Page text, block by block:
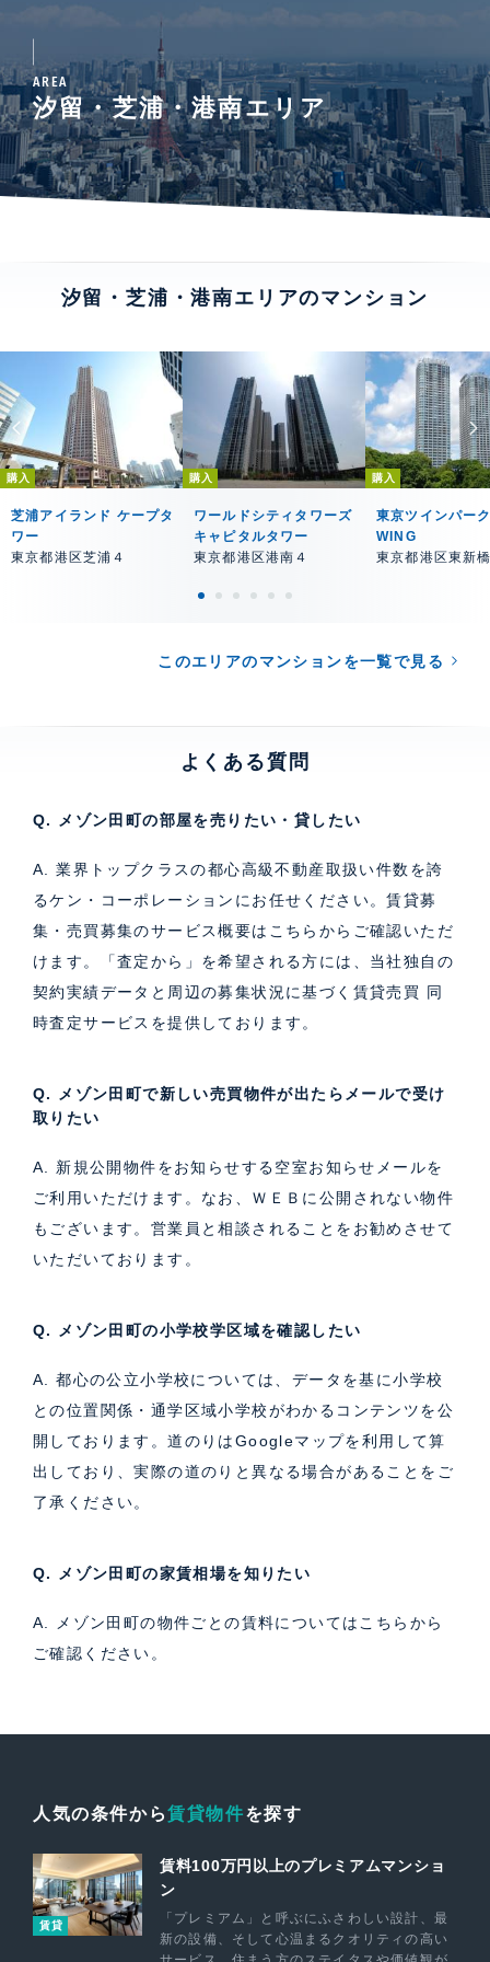
AREA
汐留・芝浦・港南エリア
汐留・芝浦・港南エリアのマンション
購入
芝浦アイランド ケープタ
ワー
東京都港区芝浦４
購入
ワールドシティタワーズ
キャピタルタワー
東京都港区港南４
購入
東京ツインパー
WING
東京都港区東新
このエリアのマンションを一覧で見る
よくある質問
Q. メゾン田町の部屋を売りたい・貸したい
A. 業界トップクラスの都心高級不動産取扱い件数を誇
るケン・コーポレーションにお任せください。賃貸募
集・売買募集のサービス概要はこちら からご確認いただ
けます。「査定から」を希望される方には、当社独自の
契約実績データと周辺の募集状況に基づく 賃貸売買 同
時査定サービス を提供しております。
Q. メゾン田町で新しい売買物件が出たらメールで受け
取りたい
A. 新規公開物件をお知らせする空室お知らせメールを
ご利用いただけます。なお、ＷＥＢに公開されない物件
もございます。営業員と相談されることをお勧めさせて
いただいております。
Q. メゾン田町の小学校学区域を確認したい
A. 都心の公立小学校については、データを基に小学校
との位置関係・通学区域小学校がわかるコンテンツを公
開しております。道のりはGoogleマップを利用して算
出しており、実際の道のりと異なる場合があることをご
了承ください。
Q. メゾン田町の家賃相場を知りたい
A. メゾン田町の物件ごとの賃料については こちら から
ご確認ください。
人気の条件から賃貸物件を探す
賃貸
賃料100万円以上のプレミアムマンショ
ン
「プレミアム」と呼ぶにふさわしい設計、最
新の設備、そして心温まるクオリティの高い